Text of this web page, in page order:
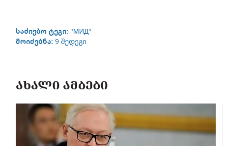
საძიებო ტეგი: "МИД"
მოიძებნა: 9 შედეგი
ᲐᲮᲐᲚᲘ ᲐᲛᲑᲔᲑᲘ